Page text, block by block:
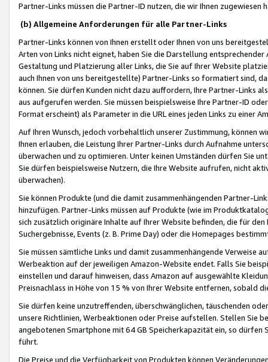
Partner-Links müssen die Partner-ID nutzen, die wir Ihnen zugewiesen
(b) Allgemeine Anforderungen für alle Partner-Links
Partner-Links können von Ihnen erstellt oder Ihnen von uns
Arten von Links nicht eignet, haben Sie die Darstellung
Gestaltung und Platzierung aller Links, die Sie auf Ihrer Website
auch Ihnen von uns bereitgestellte) Partner-Links so formatiert sind,
können. Sie dürfen Kunden nicht dazu auffordern, Ihre Partner-Links
aus aufgerufen werden. Sie müssen beispielsweise Ihre Partner-ID
Format erscheint) als Parameter in die URL eines jeden Links zu einer
Auf Ihren Wunsch, jedoch vorbehaltlich unserer Zustimmung, können
Ihnen erlauben, die Leistung Ihrer Partner-Links durch Aufnahme
überwachen und zu optimieren. Unter keinen Umständen dürfen Sie
Sie dürfen beispielsweise Nutzern, die Ihre Website aufrufen, nicht
überwachen).
Sie können Produkte (und die damit zusammenhängenden Partner-
hinzufügen. Partner-Links müssen auf Produkte (wie im
sich zusätzlich originäre Inhalte auf Ihrer Website befinden, die für
Suchergebnisse, Events (z. B. Prime Day) oder die Homepages
Sie müssen sämtliche Links und damit zusammenhängende
Werbeaktion auf der jeweiligen Amazon-Website endet. Falls Sie
einstellen und darauf hinweisen, dass Amazon auf ausgewählte
Preisnachlass in Höhe von 15 % von Ihrer Website entfernen, sobald
Sie dürfen keine unzutreffenden, überschwänglichen, täuschenden
unsere Richtlinien, Werbeaktionen oder Preise aufstellen. Stellen Sie
angebotenen Smartphone mit 64 GB Speicherkapazität ein, so dürfen
führt.
Die Preise und die Verfügbarkeit von Produkten können